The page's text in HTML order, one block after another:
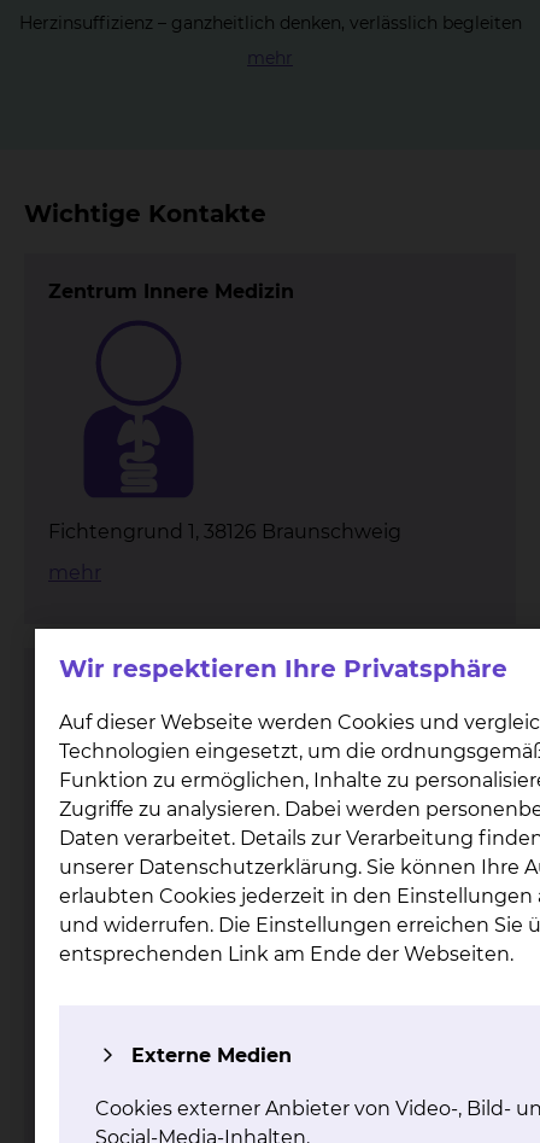
Herzinsuffizienz – ganzheitlich denken, verlässlich begleiten
mehr
Wichtige Kontakte
Zentrum Innere Medizin
Fichtengrund 1, 38126 Braunschweig
mehr
Elektrophysiologie / Rhythmologie
Fichtengrund 1, 38126 Braunschweig
Tel.:+49 531 595 2093 Anmeldung / Ambulanz
Per E-Mail kontaktieren
mehr
Wir respektieren Ihre Privatsphäre
Auf dieser Webseite werden Cookies und
Technologien eingesetzt, um die
Funktion zu ermöglichen, Inhalte zu
Zugriffe zu analysieren. Dabei werden
Daten verarbeitet. Details zur Verarbeitung
unserer Datenschutzerklärung. Sie können Ihre
erlaubten Cookies jederzeit in den Einstellungen
und widerrufen. Die Einstellungen erreichen Sie
entsprechenden Link am Ende der Webseiten.
Externe Medien
Cookies externer Anbieter von Video-, Bild-
Social-Media-Inhalten.